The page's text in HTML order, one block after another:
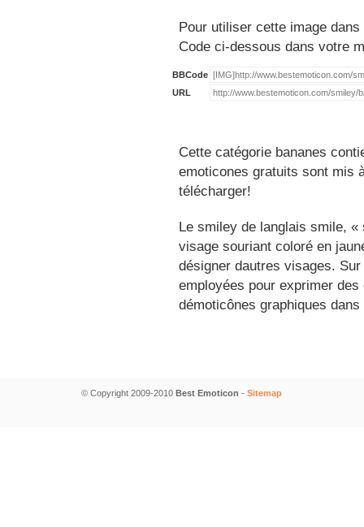
Pour utiliser cette image
Code ci-dessous dans votre
BBCode
URL
Cette catégorie bananes
emoticones gratuits sont mis
télécharger!
Le smiley de langlais smile,
visage souriant coloré en
désigner dautres visages.
employées pour exprimer
démoticônes graphiques
© Copyright 2009-2010 Best Emoticon - Sitemap